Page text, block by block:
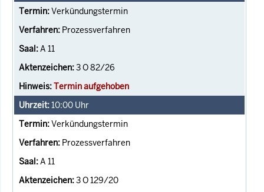
Verkündungstermin
Prozessverfahren
A 11
3 O 82/26
Termin aufgehoben
10:00 Uhr
Verkündungstermin
Prozessverfahren
A 11
3 O 129/20